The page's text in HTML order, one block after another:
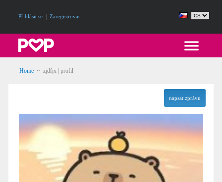
Přihlásit se Zaregistrovat
Home ~ zjdfjx | profil
napsat zprávu